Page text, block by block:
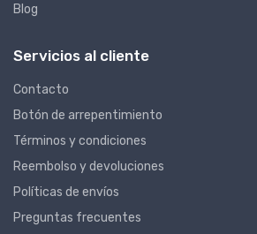
Blog
Servicios al cliente
Contacto
Botón de arrepentimiento
Términos y condiciones
Reembolso y devoluciones
Políticas de envíos
Preguntas frecuentes